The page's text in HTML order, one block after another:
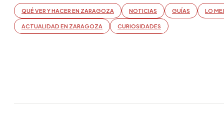
QUÉ VER Y HACER EN ZARAGOZA NOTICIAS GUÍAS LO
ACTUALIDAD EN ZARAGOZA CURIOSIDADES